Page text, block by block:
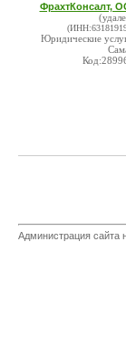
ФрахтКонсалт,
Юридические
Администрация сайта